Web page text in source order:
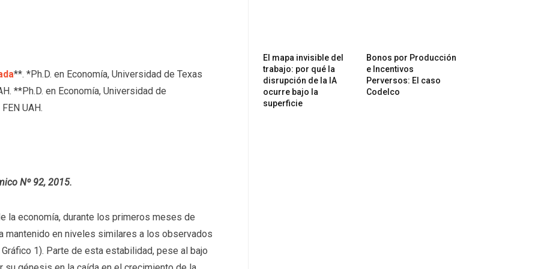
**. *Ph.D. en Economía, Universidad de Texas
**Ph.D. en Economía, Universidad de
UAH.
Nº 92, 2015.
la economía, durante los primeros meses de
mantenido en niveles similares a los observados
1). Parte de esta estabilidad, pese al bajo
El mapa invisible del
trabajo: por qué la
disrupción de la IA
ocurre bajo la
superficie
Bonos por Producción
e Incentivos
Perversos: El caso
Codelco